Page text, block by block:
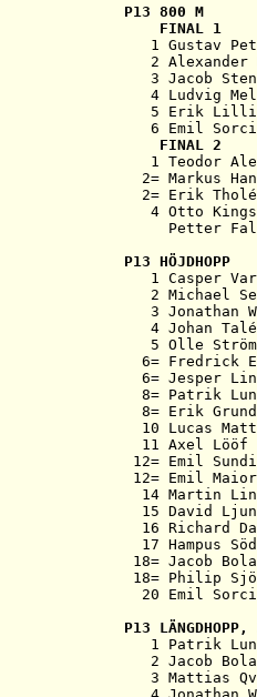
P13 800 M
FINAL 1
1 Gustav
2 Alexander
3 Jacob
4 Ludvig
5 Erik
6 Emil
FINAL 2
1 Teodor
2= Markus
2= Erik
4 Otto
P13
1 Casper
2 Michael
3 Jonathan
4 Johan
5 Olle
6= Fredrick
6= Jesper
8= Patrik
8= Erik
10 Lucas
11 Axel Lööf
12= Emil
12= Emil
14 Martin
15 David
16 Richard
17 Hampus
18= Jacob
18= Philip
P13
1 Patrik
2 Jacob
3 Mattias